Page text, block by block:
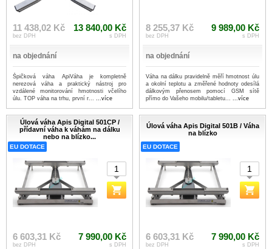
11 438,02 Kč
bez DPH
13 840,00 Kč
s DPH
na objednání
Špičková váha ApiVáha je kompletně
nerezová váha a praktický nástroj pro
vzdálené monitorování hmotnosti včelího
úlu. TOP váha na trhu, první r... ...více
8 255,37 Kč
bez DPH
9 989,00 Kč
s DPH
na objednání
Váha na dálku pravidelně měří hmotnost úlu
a okolní teplotu a změřené hodnoty odesílá
dálkovým přenosem pomocí GSM sítě
přímo do Vašeho mobilu/tabletu... ...více
Úlová váha Apis Digital 501CP /
přídavní váha k váhám na dálku
nebo na blízko...
EU DOTACE
6 603,31 Kč
bez DPH
7 990,00 Kč
s DPH
Úlová váha Apis Digital 501B / Váha
na blízko
EU DOTACE
6 603,31 Kč
bez DPH
7 990,00 Kč
s DPH